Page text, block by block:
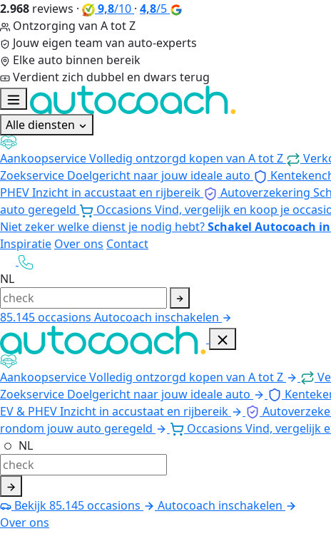
2.968 reviews · 9,8/10 · 4,8/5
Ontzorging van A tot Z
Jouw eigen team van auto-experts
Elke auto binnen bereik
Verdient zich dubbel en dwars terug
Alle diensten
AankoopserviceVolledig ontzorgd kopen van A tot Z
Zoekservice Doelgericht naar jouw ideale auto
PHEVInzicht in accustaat en rijbereik Autoverzekering
auto geregeld
Occasions Vind, vergelijk en koop je
Niet zeker welke dienst je nodig hebt?Schakel Autocoach in
Inspiratie Over ons Contact
NL
85.145occasions Autocoach inschakelen
AankoopserviceVolledig ontzorgd kopen van A tot Z
Zoekservice Doelgericht naar jouw ideale auto
EV & PHEVInzicht in accustaat en rijbereik
rondom jouw auto geregeld
Occasions Vind, vergelijk
NL
Bekijk85.145occasions
Autocoach inschakelen
Over ons